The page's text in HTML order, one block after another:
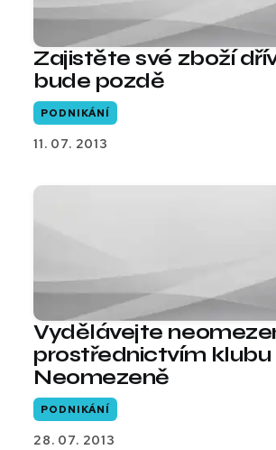
Zajistěte své zboží
bude pozdě
PODNIKÁNÍ
11. 07. 2013
Vydělávejte
prostřednictvím klubu
Neomezeně
PODNIKÁNÍ
28. 07. 2013